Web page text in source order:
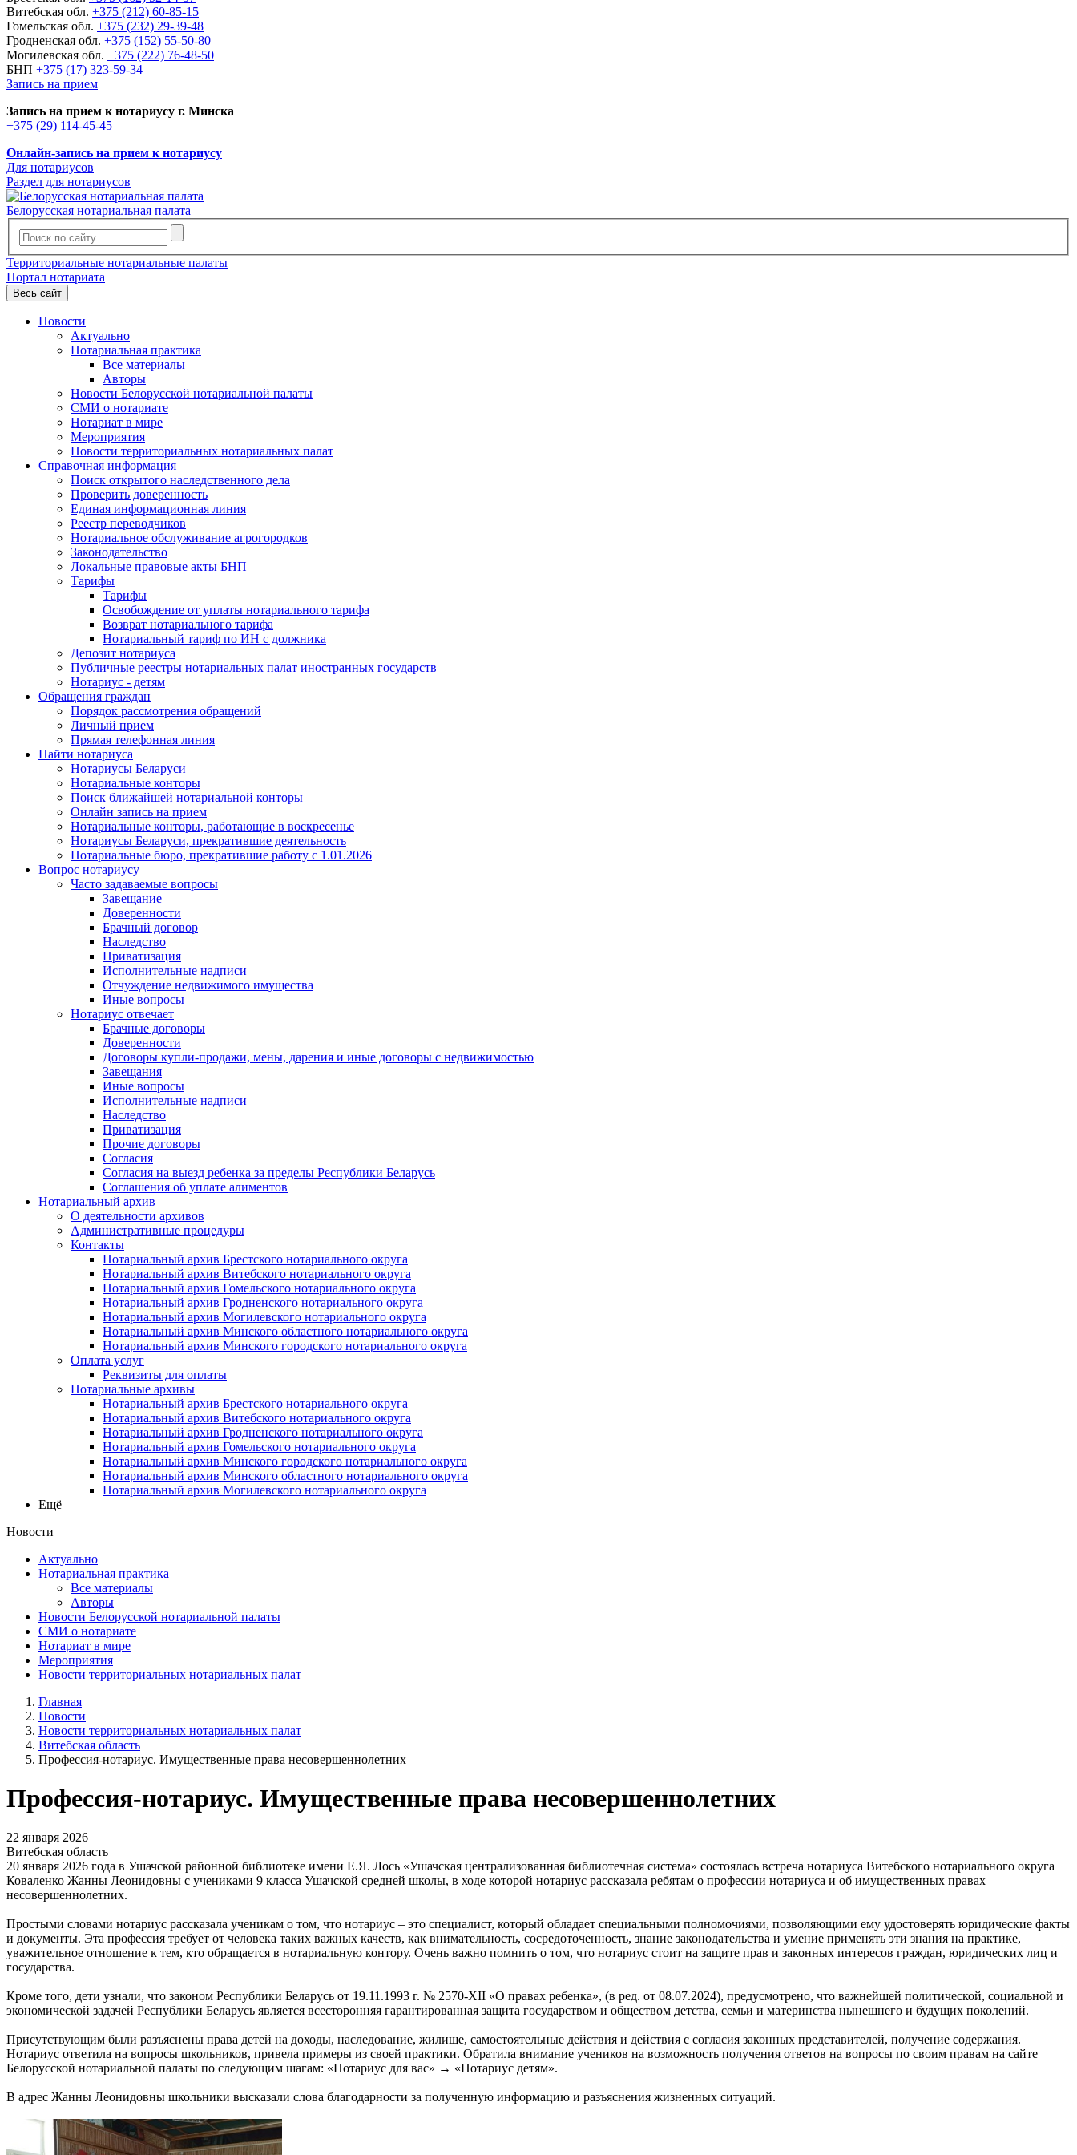
Витебская обл. +375 (212) 60-85-15
Гомельская обл. +375 (232) 29-39-48
Гродненская обл. +375 (152) 55-50-80
Могилевская обл. +375 (222) 76-48-50
БНП +375 (17) 323-59-34
Запись на прием
Запись на прием к нотариусу г. Минска
+375 (29) 114-45-45
Онлайн-запись на прием к нотариусу
Для нотариусов
Раздел для нотариусов
Белорусская нотариальная палата
Территориальные нотариальные палаты
Портал нотариата
Весь сайт
Новости
Актуально
Нотариальная практика
Все материалы
Авторы
Новости Белорусской нотариальной палаты
СМИ о нотариате
Нотариат в мире
Мероприятия
Новости территориальных нотариальных палат
Справочная информация
Поиск открытого наследственного дела
Проверить доверенность
Единая информационная линия
Реестр переводчиков
Нотариальное обслуживание агрогородков
Законодательство
Локальные правовые акты БНП
Тарифы
Тарифы
Освобождение от уплаты нотариального тарифа
Возврат нотариального тарифа
Нотариальный тариф по ИН с должника
Депозит нотариуса
Публичные реестры нотариальных палат иностранных государств
Нотариус - детям
Обращения граждан
Порядок рассмотрения обращений
Личный прием
Прямая телефонная линия
Найти нотариуса
Нотариусы Беларуси
Нотариальные конторы
Поиск ближайшей нотариальной конторы
Онлайн запись на прием
Нотариальные конторы, работающие в воскресенье
Нотариусы Беларуси, прекратившие деятельность
Нотариальные бюро, прекратившие работу с 1.01.2026
Вопрос нотариусу
Часто задаваемые вопросы
Завещание
Доверенности
Брачный договор
Наследство
Приватизация
Исполнительные надписи
Отчуждение недвижимого имущества
Иные вопросы
Нотариус отвечает
Брачные договоры
Доверенности
Договоры купли-продажи, мены, дарения и иные договоры с недвижимостью
Завещания
Иные вопросы
Исполнительные надписи
Наследство
Приватизация
Прочие договоры
Согласия
Согласия на выезд ребенка за пределы Республики Беларусь
Соглашения об уплате алиментов
Нотариальный архив
О деятельности архивов
Административные процедуры
Контакты
Нотариальный архив Брестского нотариального округа
Нотариальный архив Витебского нотариального округа
Нотариальный архив Гомельского нотариального округа
Нотариальный архив Гродненского нотариального округа
Нотариальный архив Могилевского нотариального округа
Нотариальный архив Минского областного нотариального округа
Нотариальный архив Минского городского нотариального округа
Оплата услуг
Реквизиты для оплаты
Нотариальные архивы
Нотариальный архив Брестского нотариального округа
Нотариальный архив Витебского нотариального округа
Нотариальный архив Гродненского нотариального округа
Нотариальный архив Гомельского нотариального округа
Нотариальный архив Минского городского нотариального округа
Нотариальный архив Минского областного нотариального округа
Нотариальный архив Могилевского нотариального округа
Ещё
Новости
Актуально
Нотариальная практика
Все материалы
Авторы
Новости Белорусской нотариальной палаты
СМИ о нотариате
Нотариат в мире
Мероприятия
Новости территориальных нотариальных палат
Главная
Новости
Новости территориальных нотариальных палат
Витебская область
Профессия-нотариус. Имущественные права несовершеннолетних
Профессия-нотариус. Имущественные права несовершеннолетних
22 января 2026
Витебская область
20 января 2026 года в Ушачской районной библиотеке имени Е.Я. Лось «Ушачская централизованная библиотечная система» состоялась встреча нотариуса Витебского нотариального округа
Коваленко Жанны Леонидовны с учениками 9 класса Ушачской средней школы, в ходе которой нотариус рассказала ребятам о профессии нотариуса и об имущественных правах
несовершеннолетних.
Простыми словами нотариус рассказала ученикам о том, что нотариус – это специалист, который обладает специальными полномочиями, позволяющими ему удостоверять юридические факты
и документы. Эта профессия требует от человека таких важных качеств, как внимательность, сосредоточенность, знание законодательства и умение применять эти знания на практике,
уважительное отношение к тем, кто обращается в нотариальную контору. Очень важно помнить о том, что нотариус стоит на защите прав и законных интересов граждан, юридических лиц и
государства.
Кроме того, дети узнали, что законом Республики Беларусь от 19.11.1993 г. № 2570-XII «О правах ребенка», (в ред. от 08.07.2024), предусмотрено, что важнейшей политической, социальной и
экономической задачей Республики Беларусь является всесторонняя гарантированная защита государством и обществом детства, семьи и материнства нынешнего и будущих поколений.
Присутствующим были разъяснены права детей на доходы, наследование, жилище, самостоятельные действия и действия с согласия законных представителей, получение содержания.
Нотариус ответила на вопросы школьников, привела примеры из своей практики. Обратила внимание учеников на возможность получения ответов на вопросы по своим правам на сайте
Белорусской нотариальной палаты по следующим шагам: «Нотариус для вас» → «Нотариус детям».
В адрес Жанны Леонидовны школьники высказали слова благодарности за полученную информацию и разъяснения жизненных ситуаций.